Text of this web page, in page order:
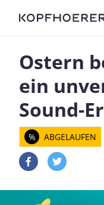
Ostern
ein
Sound-
% ABGELAUFEN